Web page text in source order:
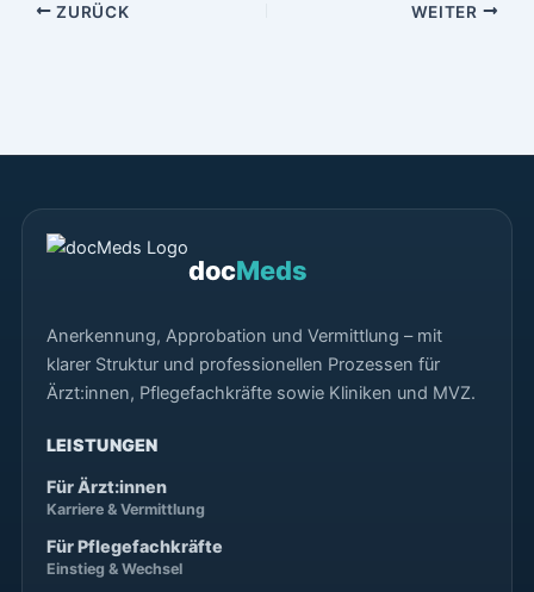
ZURÜCK WEITER
docMeds
Anerkennung, Approbation und Vermittlung – mit
klarer Struktur und professionellen Prozessen für
Ärzt:innen, Pflegefachkräfte sowie Kliniken und MVZ.
LEISTUNGEN
Für Ärzt:innen
Karriere & Vermittlung
Für Pflegefachkräfte
Einstieg & Wechsel